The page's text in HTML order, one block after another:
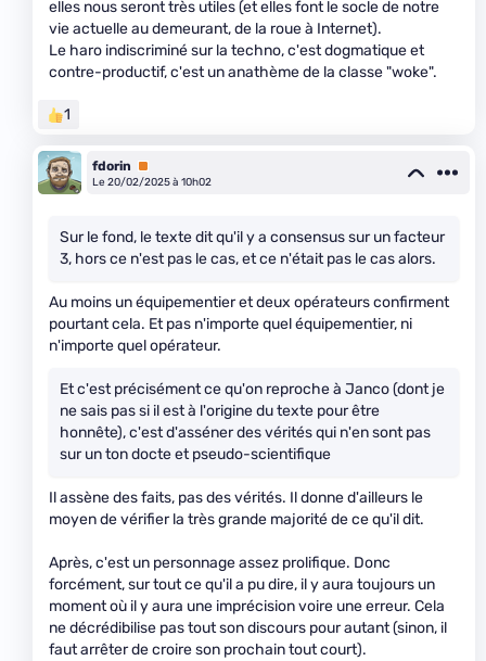
elles nous seront très utiles (et elles font le socle de notre
vie actuelle au demeurant, de la roue à Internet).
Le haro indiscriminé sur la techno, c'est dogmatique et
contre-productif, c'est un anathème de la classe "woke".
1
fdorin
Premium
Le 20/02/2025 à 10h02
Sur le fond, le texte dit qu'il y a consensus sur un facteur
3, hors ce n'est pas le cas, et ce n'était pas le cas alors.
Au moins un équipementier et deux opérateurs confirment
pourtant cela. Et pas n'importe quel équipementier, ni
n'importe quel opérateur.
Et c'est précisément ce qu'on reproche à Janco (dont je
ne sais pas si il est à l'origine du texte pour être
honnête), c'est d'asséner des vérités qui n'en sont pas
sur un ton docte et pseudo-scientifique
Il assène des faits, pas des vérités. Il donne d'ailleurs le
moyen de vérifier la très grande majorité de ce qu'il dit.
Après, c'est un personnage assez prolifique. Donc
forcément, sur tout ce qu'il a pu dire, il y aura toujours un
moment où il y aura une imprécision voire une erreur. Cela
ne décrédibilise pas tout son discours pour autant (sinon, il
faut arrêter de croire son prochain tout court).